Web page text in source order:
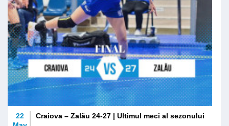
22
Craiova – Zalău 24-27 | Ultimul meci al sezonului